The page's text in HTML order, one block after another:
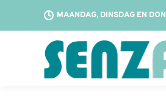
MAANDAG, DINSDAG EN